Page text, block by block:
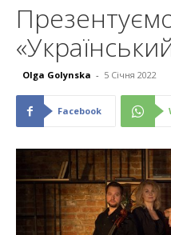
Olga Golynska - 5 Січня 2022
Facebook